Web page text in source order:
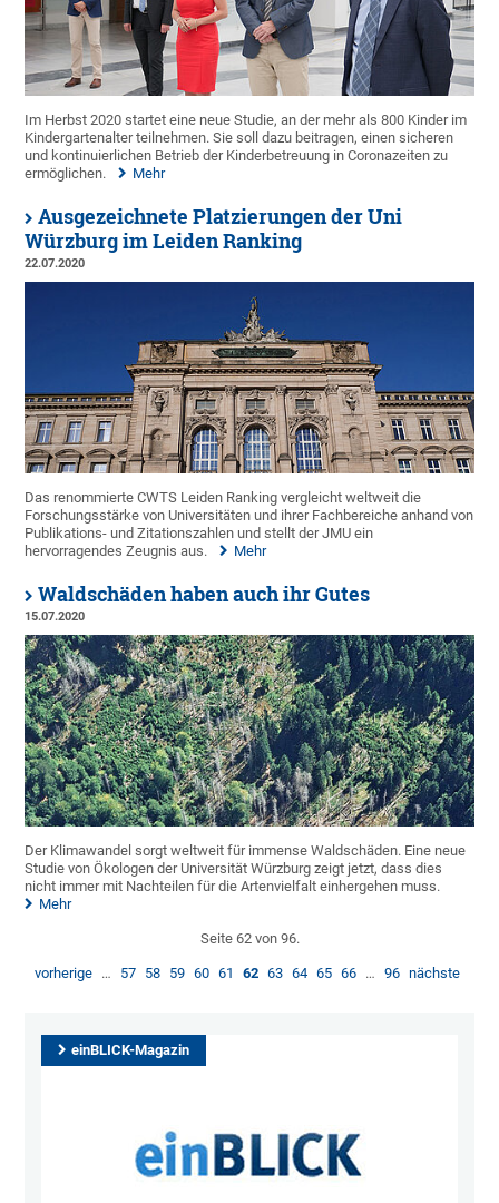
Im Herbst 2020 startet eine neue Studie, an der mehr als 800 Kinder im
Kindergartenalter teilnehmen. Sie soll dazu beitragen, einen sicheren
und kontinuierlichen Betrieb der Kinderbetreuung in Coronazeiten zu
ermöglichen.
Mehr
Ausgezeichnete Platzierungen der Uni
Würzburg im Leiden Ranking
22.07.2020
Das renommierte CWTS Leiden Ranking vergleicht weltweit die
Forschungsstärke von Universitäten und ihrer Fachbereiche anhand von
Publikations- und Zitationszahlen und stellt der JMU ein
hervorragendes Zeugnis aus.
Mehr
Waldschäden haben auch ihr Gutes
15.07.2020
Der Klimawandel sorgt weltweit für immense Waldschäden. Eine neue
Studie von Ökologen der Universität Würzburg zeigt jetzt, dass dies
nicht immer mit Nachteilen für die Artenvielfalt einhergehen muss.
Mehr
Seite 62 von 96.
vorherige … 57 58 59 60 61 62 63 64 65 66 … 96 nächste
einBLICK-Magazin